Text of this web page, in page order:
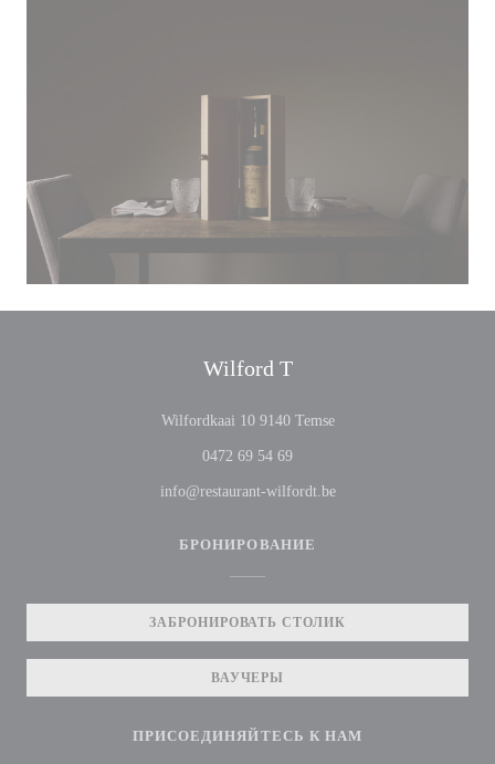
Wilford T
Wilfordkaai 10 9140 Temse((открывается в новом
0472 69 54 69
info@restaurant-wilfordt.be
БРОНИРОВАНИЕ
ЗАБРОНИРОВАТЬ СТОЛИК
ВАУЧЕРЫ
ПРИСОЕДИНЯЙТЕСЬ К НАМ